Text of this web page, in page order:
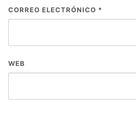
CORREO ELECTRÓNICO *
WEB